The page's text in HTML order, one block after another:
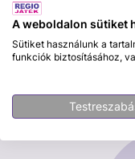
A weboldalon sütiket
Sütiket használunk a
funkciók biztosításához,